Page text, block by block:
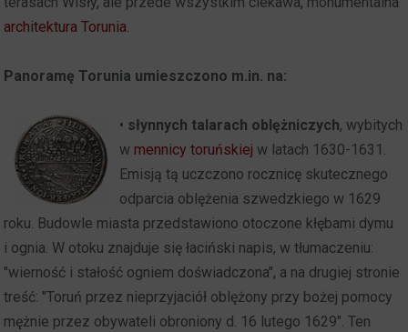
architektura Torunia
Panoramę Torunia umieszczono m.in. na:
• słynnych talarach oblężniczych, wybitych
w mennicy toruńskiej w latach 1630-1631.
Emisją tą uczczono rocznicę skutecznego
odparcia oblężenia szwedzkiego w 1629
roku. Budowle miasta przedstawiono otoczone kłębami dymu
i ognia. W otoku znajduje się łaciński napis, w tłumaczeniu:
"wierność i stałość ogniem doświadczona", a na drugiej stronie
treść: "Toruń przez nieprzyjaciół oblężony przy bożej pomocy
mężnie przez obywateli obroniony d. 16 lutego 1629". Ten